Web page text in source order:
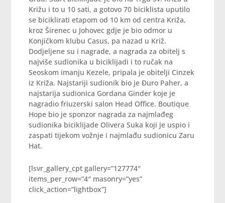
Križu i to u 10 sati, a gotovo 70 biciklista uputilo
se biciklirati etapom od 10 km od centra Križa,
kroz Širenec u Johovec gdje je bio odmor u
Konjičkom klubu Casus, pa nazad u Križ.
Dodjeljene su i nagrade, a nagrada za obitelj s
najviše sudionika u biciklijadi i to ručak na
Seoskom imanju Kezele, pripala je obitelji Cinzek
iz Križa. Najstariji sudionik bio je Đuro Paher, a
najstarija sudionica Gordana Ginder koje je
nagradio friuzerski salon Head Office. Boutique
Hope bio je sponzor nagrada za najmlađeg
sudionika biciklijade Olivera Suka koji je uspio i
zaspati tijekom vožnje i najmlađu sudionicu Zaru
Hat.
[lsvr_gallery_cpt gallery=”127774″
items_per_row=”4″ masonry=”yes”
click_action=”lightbox”]